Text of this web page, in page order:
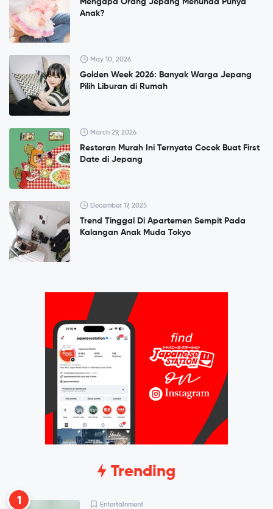
Mengapa Orang Jepang Menunda Punya
Anak?
May 10, 2026
Golden Week 2026: Banyak Warga Jepang
Pilih Liburan di Rumah
March 29, 2026
Restoran Murah Ini Ternyata Cocok Buat First
Date di Jepang
December 17, 2025
Trend Tinggal Di Apartemen Sempit Pada
Kalangan Anak Muda Tokyo
Trending
1 Entertainment